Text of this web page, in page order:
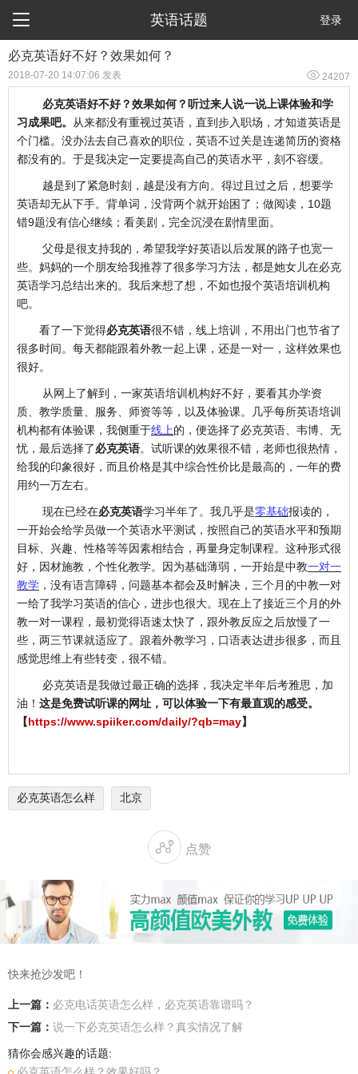
 英语话题 登录
必克英语好不好？效果如何？
2018-07-20 14:07:06 发表  24207
必克英语好不好？效果如何？听过来人说一说上课体验和学
习成果吧。
从来都没有重视过英语，直到步入职场，才知道英语是
个门槛。没办法去自己喜欢的职位，英语不过关是连递简历的资格
都没有的。于是我决定一定要提高自己的英语水平，刻不容缓。
越是到了紧急时刻，越是没有方向。得过且过之后，想要学
英语却无从下手。背单词，没背两个就开始困了；做阅读，10题
错9题没有信心继续；看美剧，完全沉浸在剧情里面。
父母是很支持我的，希望我学好英语以后发展的路子也宽一
些。妈妈的一个朋友给我推荐了很多学习方法，都是她女儿在必克
英语学习总结出来的。我后来想了想，不如也报个英语培训机构
吧。
看了一下觉得必克英语很不错，线上培训，不用出门也节省了
很多时间。每天都能跟着外教一起上课，还是一对一，这样效果也
很好。
从网上了解到，一家英语培训机构好不好，要看其办学资
质、教学质量、服务、师资等等，以及体验课。几乎每所英语培训
机构都有体验课，我侧重于线上的，便选择了必克英语、韦博、无
忧，最后选择了必克英语。试听课的效果很不错，老师也很热情，
给我的印象很好，而且价格是其中综合性价比是最高的，一年的费
用约一万左右。
现在已经在必克英语学习半年了。我几乎是零基础报读的，
一开始会给学员做一个英语水平测试，按照自己的英语水平和预期
目标、兴趣、性格等等因素相结合，再量身定制课程。这种形式很
好，因材施教，个性化教学。因为基础薄弱，一开始是中教一对一
教学 ，没有语言障碍，问题基本都会及时解决，三个月的中教一对
一给了我学习英语的信心，进步也很大。现在上了接近三个月的外
教一对一课程，最初觉得语速太快了，跟外教反应之后放慢了一
些，两三节课就适应了。跟着外教学习，口语表达进步很多，而且
感觉思维上有些转变，很不错。
必克英语是我做过最正确的选择，我决定半年后考雅思，加
油！ 这是免费试听课的网址，可以体验一下有最直观的感受。
【https://www.spiiker.com/daily/?qb=may】
必克英语怎么样 北京
 点赞
快来抢沙发吧！
上一篇： 必克电话英语怎么样，必克英语靠谱吗？
下一篇： 说一下必克英语怎么样？真实情况了解
猜你会感兴趣的话题: